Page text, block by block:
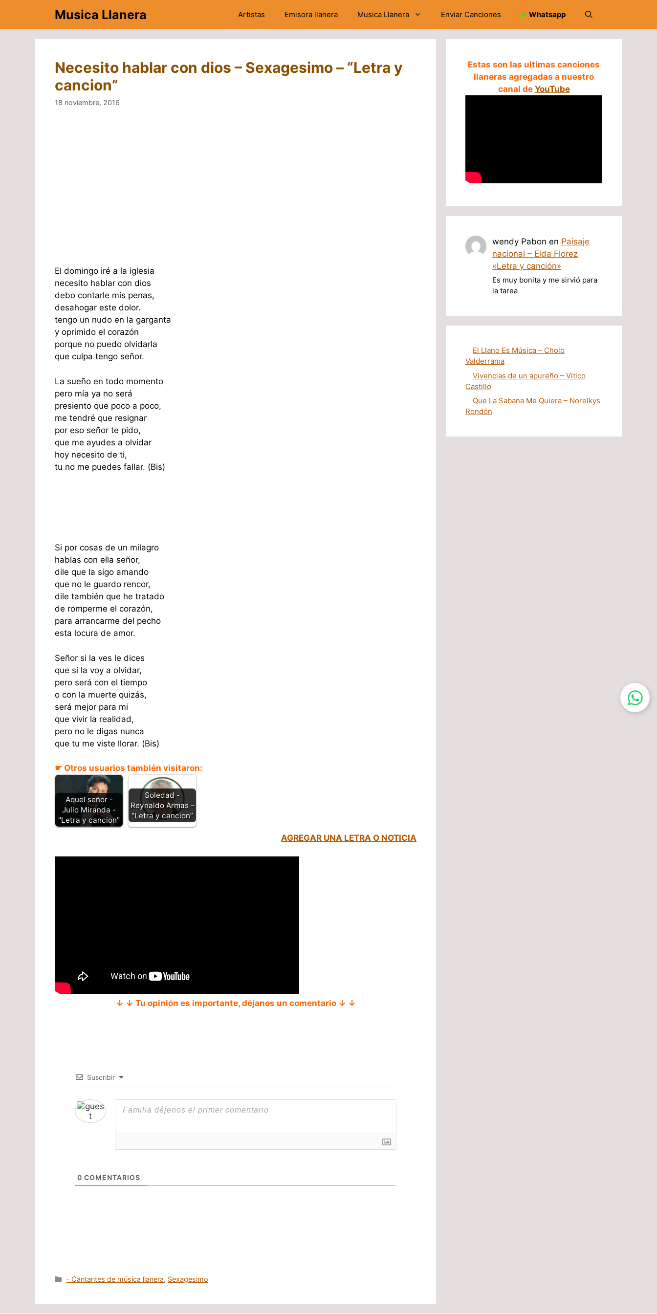
contenido
Musica Llanera Artistas Emisora llanera Musica Llanera Enviar Canciones ➤ Whatsapp
Necesito hablar con dios – Sexagesimo – “Letra y
cancion”
18 noviembre, 2016
El domingo iré a la iglesia
necesito hablar con dios
debo contarle mis penas,
desahogar este dolor.
tengo un nudo en la garganta
y oprimido el corazón
porque no puedo olvidarla
que culpa tengo señor.
La sueño en todo momento
pero mía ya no será
presiento que poco a poco,
me tendré que resignar
por eso señor te pido,
que me ayudes a olvidar
hoy necesito de ti,
tu no me puedes fallar. (Bis)
Si por cosas de un milagro
hablas con ella señor,
dile que la sigo amando
que no le guardo rencor,
dile también que he tratado
de romperme el corazón,
para arrancarme del pecho
esta locura de amor.
Señor si la ves le dices
que si la voy a olvidar,
pero será con el tiempo
o con la muerte quizás,
será mejor para mi
que vivir la realidad,
pero no le digas nunca
que tu me viste llorar. (Bis)
☛ Otros usuarios también visitaron:
Aquel señor -
Julio Miranda -
"Letra y cancion"
Soledad -
Reynaldo Armas –
“Letra y cancion”
AGREGAR UNA LETRA O NOTICIA
↓ ↓ Tu opinión es importante, déjanos un comentario ↓ ↓
Suscribir
0 COMENTARIOS
Categorías
- Cantantes de música llanera, Sexagesimo
Estas son las ultimas canciones
llaneras agregadas a nuestro
canal de YouTube
wendy Pabon en Paisaje
nacional – Elda Florez
«Letra y canción»
Es muy bonita y me sirvió para
la tarea
El Llano Es Música – Cholo
Valderrama
Vivencias de un apureño – Vitico
Castillo
Que La Sabana Me Quiera – Norelkys
Rondón